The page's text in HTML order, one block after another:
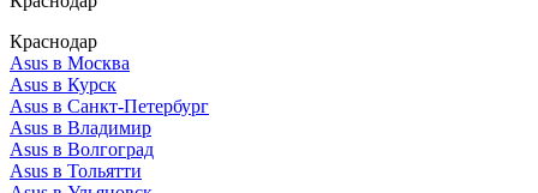
Краснодар
Asus в Москва
Asus в Курск
Asus в Санкт-Петербург
Asus в Владимир
Asus в Волгоград
Asus в Тольятти